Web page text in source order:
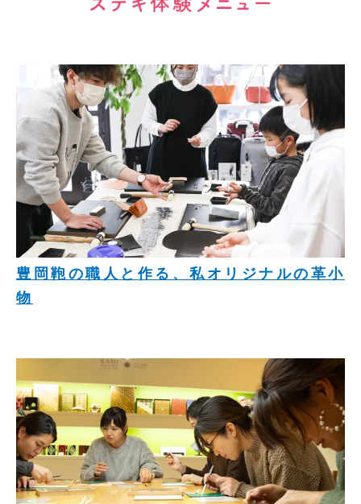
豊岡鞄の職人と作る、私オリジナルの革小
物